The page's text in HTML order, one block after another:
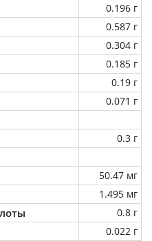
0.196 г
0.587 г
0.304 г
0.185 г
0.19 г
0.071 г
0.3 г
50.47 мг
1.495 мг
0.8 г
0.022 г